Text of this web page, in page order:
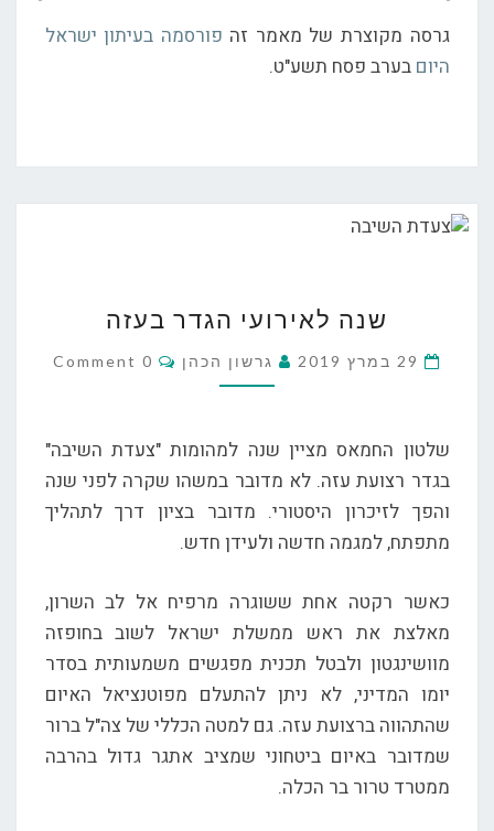
גרסה מקוצרת של מאמר זה פורסמה בעיתון ישראל
היום בערב פסח תשע"ט.
לאירועי
בעזה
שנה לאירועי הגדר בעזה
29 במרץ 2019 גרשון הכהן Comments
0 Comment
שלטון החמאס מציין שנה למהומות "צעדת השיבה"
בגדר רצועת עזה. לא מדובר במשהו שקרה לפני שנה
והפך לזיכרון היסטורי. מדובר בציון דרך לתהליך
מתפתח, למגמה חדשה ולעידן חדש.
כאשר רקטה אחת ששוגרה מרפיח אל לב השרון,
מאלצת את ראש ממשלת ישראל לשוב בחופזה
מוושינגטון ולבטל תכנית מפגשים משמעותית בסדר
יומו המדיני, לא ניתן להתעלם מפוטנציאל האיום
שהתהווה ברצועת עזה. גם למטה הכללי של צה"ל ברור
שמדובר באיום ביטחוני שמציב אתגר גדול בהרבה
ממטרד טרור בר הכלה.